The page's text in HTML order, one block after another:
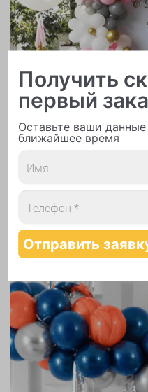
Арки и гирлянды из шаров
Надутие шаров гелием
Получить
первый
Оставьте ваши
ближайшее время